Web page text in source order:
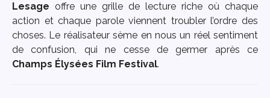
Lesage offre une grille de lecture riche où chaque
action et chaque parole viennent troubler l’ordre des
choses. Le réalisateur sème en nous un réel sentiment
de confusion, qui ne cesse de germer après ce
Champs Élysées Film Festival.